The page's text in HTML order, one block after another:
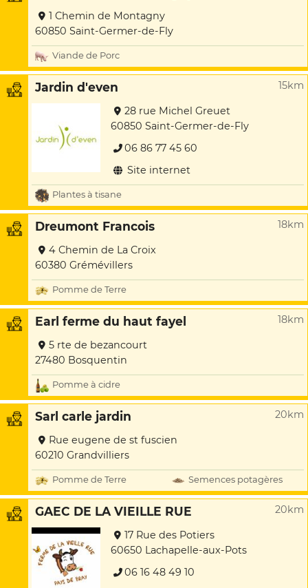
1 Chemin de Montagny
60850 Saint-Germer-de-Fly
Viande de Porc
Jardin d'even 15km
28 rue Michel Greuet
60850 Saint-Germer-de-Fly
06 86 77 45 60
Site internet
Plantes à tisane
Dreumont Francois 18km
4 Chemin de La Croix
60380 Grémévillers
Pomme de Terre
Earl ferme du haut fayel 18km
5 rte de bezancourt
27480 Bosquentin
Pomme à cidre
Sarl carle jardin 20km
Rue eugene de st fuscien
60210 Grandvilliers
Pomme de Terre Semences potagères
GAEC DE LA VIEILLE RUE 20km
17 Rue des Potiers
60650 Lachapelle-aux-Pots
06 16 48 49 10